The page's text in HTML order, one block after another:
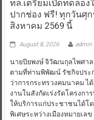
ทล.เตรียมเปิดทดลอง
ปากช่อง ฟรี! ทุกวันศุก
สิงหาคม 2569 นี้
August 8, 2026 admin
นายปิยพงษ์ จิวัฒนกุลไพศาล
ตามที่ท่านพิพัฒน์ รัชกิจประ
ว่าการกระทรวงคมนาคม ไ
งานในสังกัดเร่งรัดโครงกา
ให้บริการแก่ประชาชนได้โด
พิเศษระหว่างเมืองหมายเล